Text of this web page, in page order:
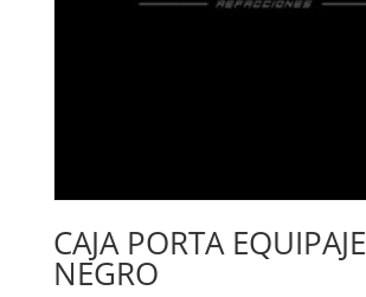
CAJA PORTA EQUIPAJE
NEGRO